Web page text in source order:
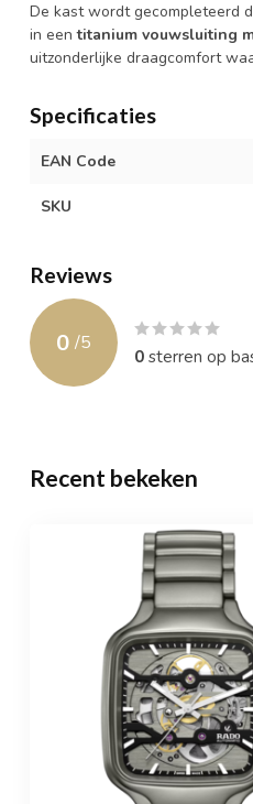
De kast wordt gecompleteerd
in eentitanium vouwsluiting
uitzonderlijke draagcomfort
Specificaties
EAN Code
SKU
Reviews
0 /5
0sterren op
Recent bekeken